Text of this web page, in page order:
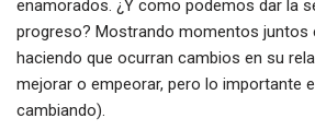
enamorados. ¿Y como podemos dar la
progreso? Mostrando momentos juntos
haciendo que ocurran cambios en su
mejorar o empeorar, pero lo importante
cambiando).